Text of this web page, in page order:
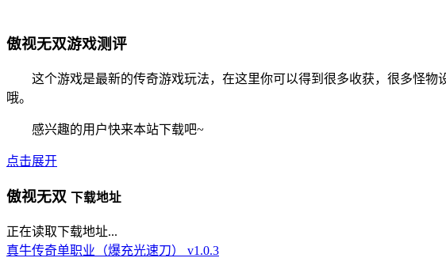
傲视无双游戏测评
这个游戏是最新的传奇游戏玩法，在这里你可以得到很多收获，很多怪物
哦。
感兴趣的用户快来本站下载吧~
点击展开
傲视无双 下载地址
正在读取下载地址...
真牛传奇单职业（爆充光速刀） v1.0.3